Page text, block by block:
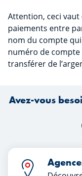
Attention, ceci
paiements entre
nom du compte
numéro de compte
transférer de
Avez-vous